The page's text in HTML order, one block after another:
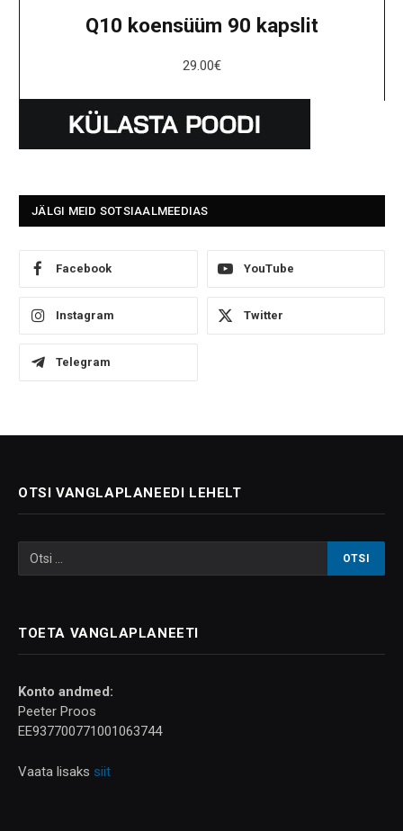
Q10 koensüüm 90 kapslit
29.00€
JÄLGI MEID SOTSIAALMEEDIAS
Facebook YouTube
Instagram Twitter
Telegram
OTSI VANGLAPLANEEDI LEHELT
TOETA VANGLAPLANEETI
Konto andmed:
Peeter Proos
EE937700771001063744
Vaata lisaks siit